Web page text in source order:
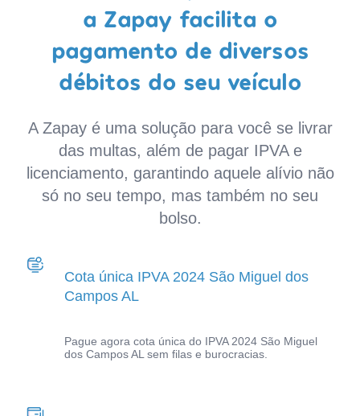
a Zapay facilita o
pagamento de diversos
débitos do seu veículo
A Zapay é uma solução para você se livrar
das multas, além de pagar IPVA e
licenciamento, garantindo aquele alívio não
só no seu tempo, mas também no seu
bolso.
Cota única IPVA 2024 São Miguel dos
Campos AL
Pague agora cota única do IPVA 2024 São Miguel
dos Campos AL sem filas e burocracias.